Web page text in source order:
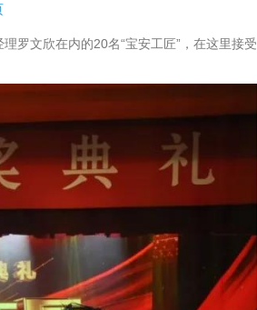
罗文欣在内的20名“宝安工匠”，在这里接受